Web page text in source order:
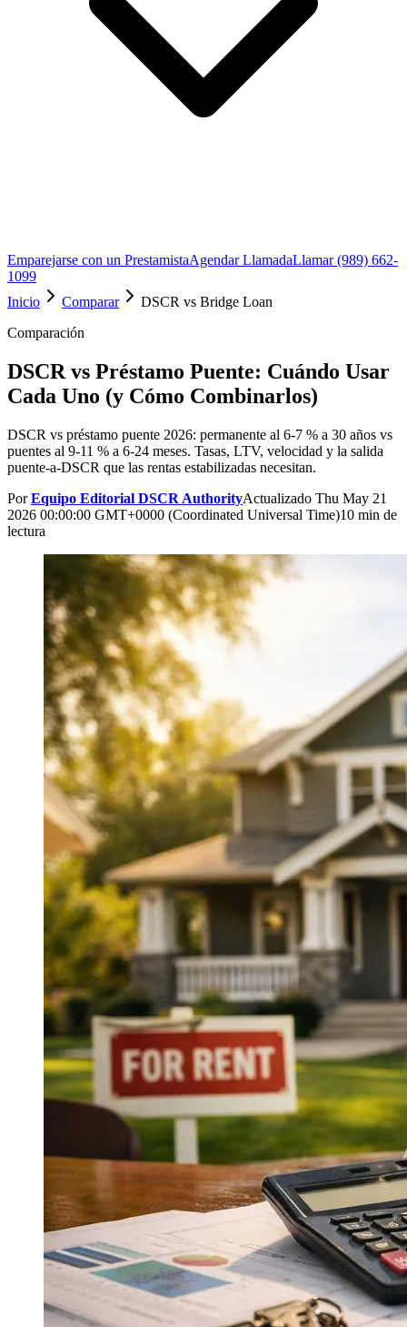
Emparejarse con un PrestamistaAgendar LlamadaLlamar (989) 662-
1099
Inicio
Comparar
DSCR vs Bridge Loan
Comparación
DSCR vs Préstamo Puente: Cuándo Usar
Cada Uno (y Cómo Combinarlos)
DSCR vs préstamo puente 2026: permanente al 6-7 % a 30 años vs
puentes al 9-11 % a 6-24 meses. Tasas, LTV, velocidad y la salida
puente-a-DSCR que las rentas estabilizadas necesitan.
PorEquipo Editorial DSCR AuthorityActualizado Thu May 21
2026 00:00:00 GMT+0000 (Coordinated Universal Time)10 min de
lectura